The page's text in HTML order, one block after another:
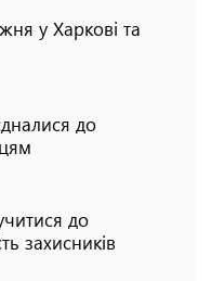
у Харкові та
до
до
захисників